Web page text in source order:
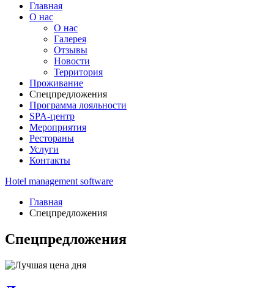
Главная
О нас
О нас
Галерея
Отзывы
Новости
Территория
Проживание
Спецпредложения
Программа лояльности
SPA-центр
Мероприятия
Рестораны
Услуги
Контакты
Hotel management software
Главная
Спецпредложения
Спецпредложения